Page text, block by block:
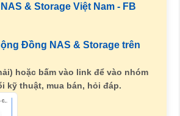
& Storage Việt Nam - FB
Đồng NAS & Storage trên
hoặc bấm vào link để vào nhóm
kỹ thuật, mua bán, hỏi đáp.